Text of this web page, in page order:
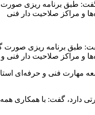
مهارت فنی و حرفه‌ای
دارد، گفت: با همکاری